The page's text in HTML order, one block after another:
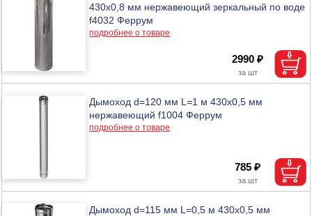
430х0,8 мм нержавеющий зеркальный по воде
f4032 Феррум
подробнее о товаре
2990 ₽
Дымоход d=120 мм L=1 м 430х0,5 мм
нержавеющий f1004 Феррум
подробнее о товаре
785 ₽
Дымоход d=115 мм L=0,5 м 430х0,5 мм